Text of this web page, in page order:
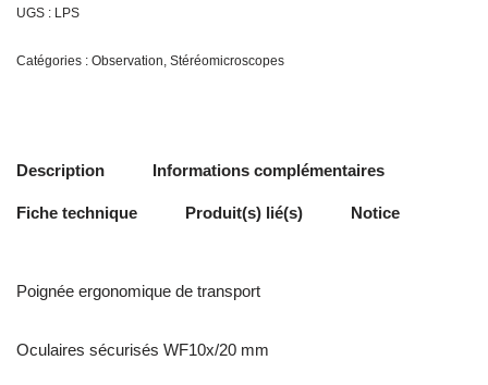
UGS : LPS
Catégories : Observation, Stéréomicroscopes
Description Informations complémentaires
Fiche technique Produit(s) lié(s) Notice
Poignée ergonomique de transport
Oculaires sécurisés WF10x/20 mm